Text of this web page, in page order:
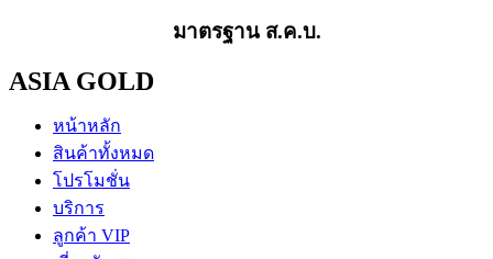
มาตรฐาน ส.ค.บ.
ASIA GOLD
หน้าหลัก
สินค้าทั้งหมด
โปรโมชั่น
บริการ
ลูกค้า VIP